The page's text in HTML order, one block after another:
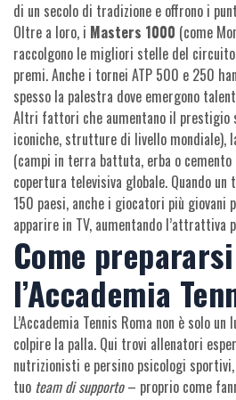
di un secolo di tradizione e offrono i
Oltre a loro, i Masters 1000 (come
raccolgono le migliori stelle del
premi. Anche i tornei ATP 500 e 250
spesso la palestra dove emergono
Altri fattori che aumentano il prestigio
iconiche, strutture di livello
(campi in terra battuta, erba o
copertura televisiva globale. Quando
150 paesi, anche i giocatori più giovani
apparire in TV, aumentando l’attrattiva
Come
l’Accademia
L’Accademia Tennis Roma non è solo
colpire la palla. Qui trovi allenatori
nutrizionisti e persino psicologi
tuo team di supporto– proprio come